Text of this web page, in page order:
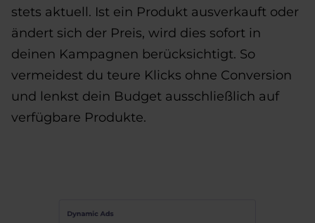
stets aktuell. Ist ein Produkt ausverkauft oder
ändert sich der Preis, wird dies sofort in
deinen Kampagnen berücksichtigt. So
vermeidest du teure Klicks ohne Conversion
und lenkst dein Budget ausschließlich auf
verfügbare Produkte.